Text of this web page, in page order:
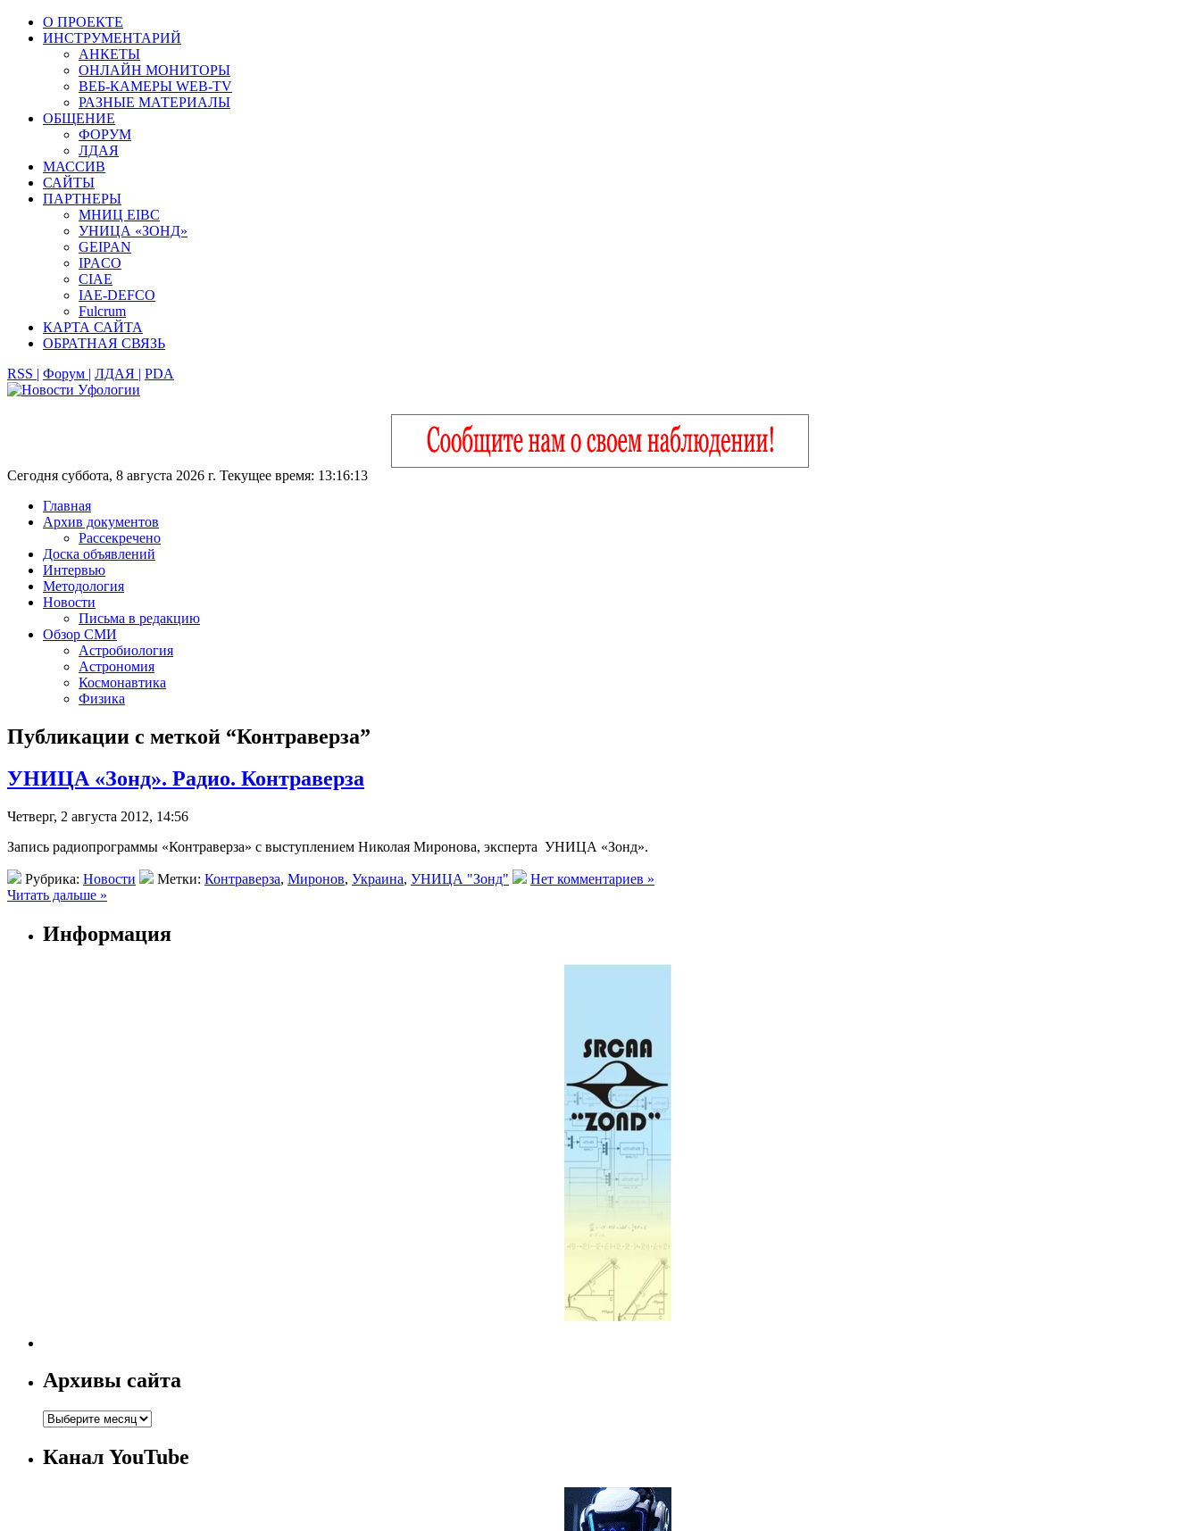
О ПРОЕКТЕ
ИНСТРУМЕНТАРИЙ
АНКЕТЫ
ОНЛАЙН МОНИТОРЫ
ВЕБ-КАМЕРЫ WEB-TV
РАЗНЫЕ МАТЕРИАЛЫ
ОБЩЕНИЕ
ФОРУМ
ЛДАЯ
МАССИВ
САЙТЫ
ПАРТНЕРЫ
МНИЦ EIBC
УНИЦА «ЗОНД»
GEIPAN
IPACO
CIAE
IAE-DEFCO
Fulcrum
КАРТА САЙТА
ОБРАТНАЯ СВЯЗЬ
RSS | Форум | ЛДАЯ | PDA
Сегодня суббота, 8 августа 2026 г. Текущее время: 13:16:14
Главная
Архив документов
Рассекречено
Доска объявлений
Интервью
Методология
Новости
Письма в редакцию
Обзор СМИ
Астробиология
Астрономия
Космонавтика
Физика
Публикации с меткой “Контраверза”
УНИЦА «Зонд». Радио. Контраверза
Четверг, 2 августа 2012, 14:56
Запись радиопрограммы «Контраверза» с выступлением Николая Миронова, эксперта УНИЦА «Зонд».
Рубрика: Новости Метки: Контраверза, Миронов, Украина, УНИЦА "Зонд"
Нет комментариев »
Читать дальше »
Информация
Архивы сайта
Канал YouTube